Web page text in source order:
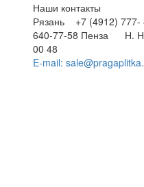
Наши контакты
Рязань +7 (4912) 777-
640-77-58 Пенза Н.
00 48
E-mail: